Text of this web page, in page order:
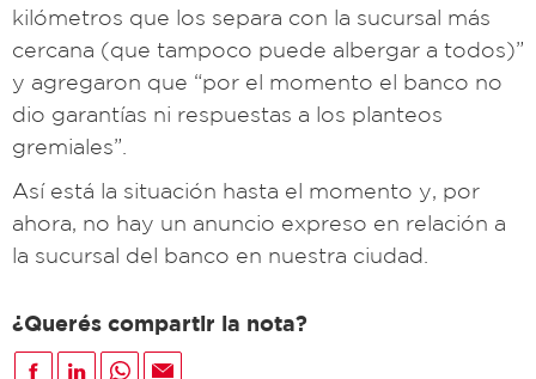
kilómetros que los separa con la sucursal más
cercana (que tampoco puede albergar a todos)”
y agregaron que “por el momento el banco no
dio garantías ni respuestas a los planteos
gremiales”.
Así está la situación hasta el momento y, por
ahora, no hay un anuncio expreso en relación a
la sucursal del banco en nuestra ciudad.
¿Querés compartir la nota?